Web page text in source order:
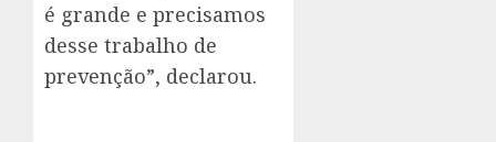
é grande e precisamos
desse trabalho de
prevenção”, declarou.